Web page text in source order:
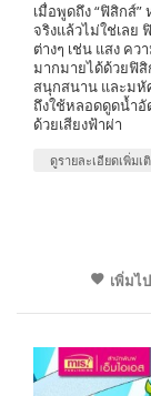
เมื่อพูดถึง “ฟิสิกส์
จริงแล้วไม่ใช่เลย
ต่างๆ เช่น แสง คว
มากมายได้ด้วยฟิสิ
สนุกสนาน และมหั
ถึงใช้หลอดดูดน้ำ
ด้วยเสียงฟ้าผ่า
ดูรายละเอียดเพิ่มเ
เพิ่มไ